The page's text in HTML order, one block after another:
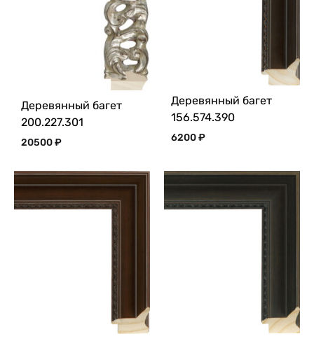
Деревянный багет
200.227.301
20500₽
Деревянный багет
156.574.390
6200₽